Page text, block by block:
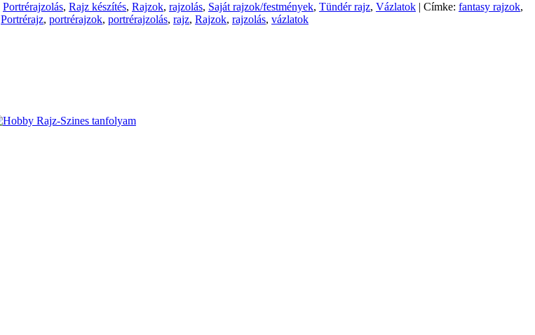
Portrérajzolás, Rajz készítés, Rajzok, rajzolás, Saját rajzok/festmények, Tündér rajz, Vázlatok | Címke: fantasy rajzok,
Portrérajz, portrérajzok, portrérajzolás, rajz, Rajzok, rajzolás, vázlatok